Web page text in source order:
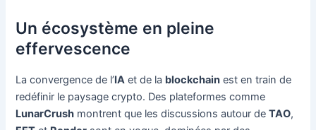
Un écosystème en pleine
effervescence
La convergence de l’IA et de la blockchain est en train de
redéfinir le paysage crypto. Des plateformes comme
LunarCrush montrent que les discussions autour deTAO,